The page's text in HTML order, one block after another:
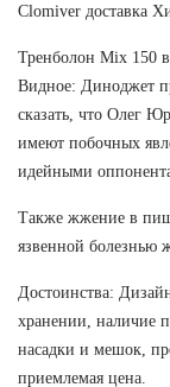
Clomiver доставка
Тренболон Mix 150
Видное: Диноджет
сказать, что Олег
имеют побочных
идейными
Также жжение в
язвенной болезнью
Достоинства:
хранении, наличие
насадки и мешок,
приемлемая цена.